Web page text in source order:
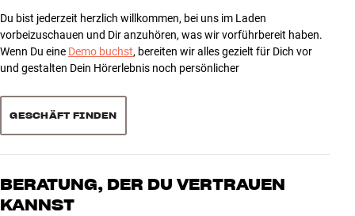
Modell / Variante
2 Meter
Gewicht (kg)
0,12
Maße (Verpackung)
ALLGEMEINE MERKMALE
Anschluss: Vergoldete Stecker
Typ: HDMI-Kabel
Du bist jederzeit herzlich willkommen, bei uns im Laden
vorbeizuschauen und Dir anzuhören, was wir vorführbereit haben.
Wenn Du eine Demo buchst, bereiten wir alles gezielt für Dich vor
und gestalten Dein Hörerlebnis noch persönlicher
GESCHÄFT FINDEN
BERATUNG, DER DU VERTRAUEN
KANNST